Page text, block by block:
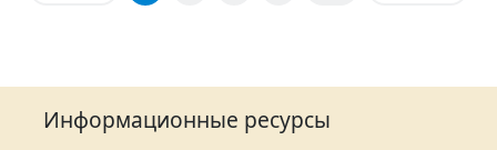
Информационные ресурсы